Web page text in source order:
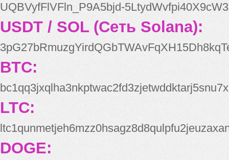
UQBVyfFlVFln_P9A5bjd-
USDT / SOL (Сеть Solana):
BTC:
bc1qq3jxqlha3nkptwac2fd3zjetwddktarj5snu7x
LTC:
DOGE: